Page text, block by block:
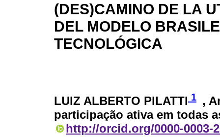
(DES)CAMINO DE LA
DEL MODELO
TECNOLÓGICA
LUIZ ALBERTO PILATTI 1 ,
participação ativa em todas
http://orcid.org/0000-0003-